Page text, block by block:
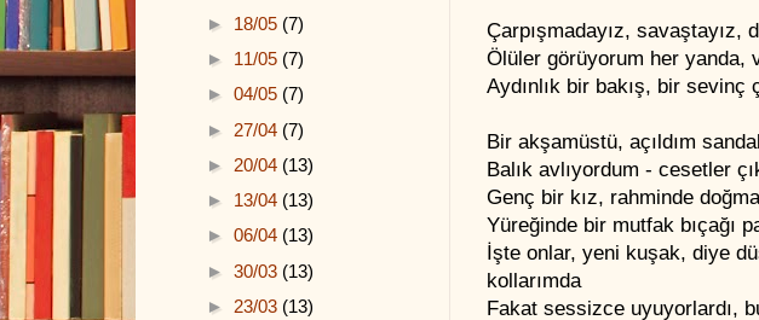
Çarpışmadayız, savaştayız,
Ölüler görüyorum her yanda,
Aydınlık bir bakış, bir sevinç
Bir akşamüstü, açıldım
Balık avlıyordum - cesetler
Genç bir kız, rahminde
Yüreğinde bir mutfak bıçağı
İşte onlar, yeni kuşak, diye
kollarımda
Fakat sessizce uyuyorlardı,
► 18/05 (7)
► 11/05 (7)
► 04/05 (7)
► 27/04 (7)
► 20/04 (13)
► 13/04 (13)
► 06/04 (13)
► 30/03 (13)
► 23/03 (13)